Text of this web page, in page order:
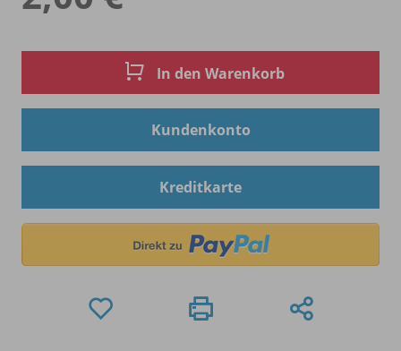
In den Warenkorb
Kundenkonto
Kreditkarte